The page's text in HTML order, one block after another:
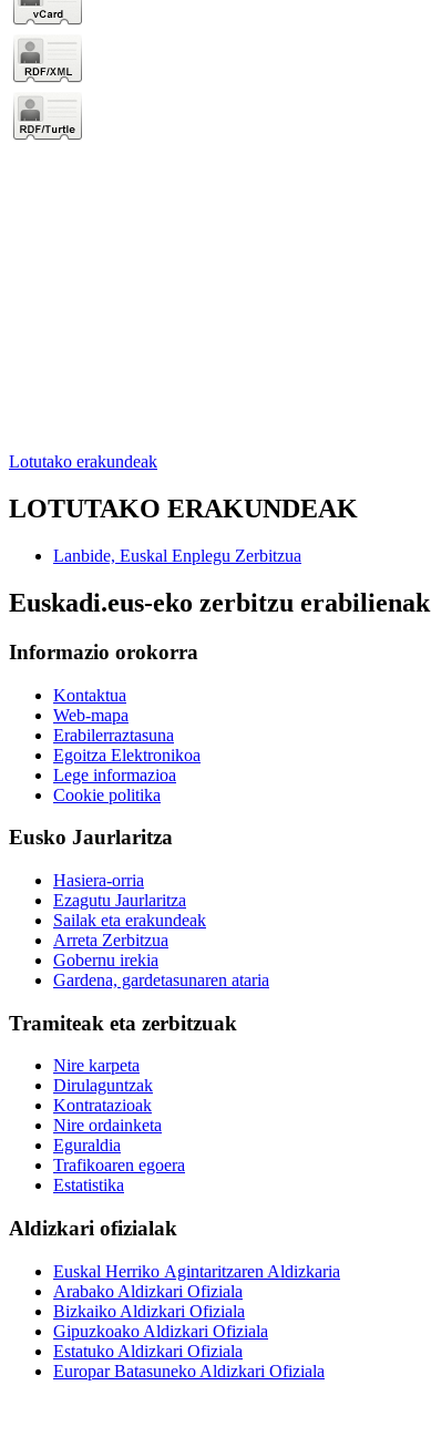
Lotutako erakundeak
LOTUTAKO ERAKUNDEAK
Lanbide, Euskal Enplegu Zerbitzua
Euskadi.eus-eko zerbitzu erabilienak
Informazio orokorra
Kontaktua
Web-mapa
Erabilerraztasuna
Egoitza Elektronikoa
Lege informazioa
Cookie politika
Eusko Jaurlaritza
Hasiera-orria
Ezagutu Jaurlaritza
Sailak eta erakundeak
Arreta Zerbitzua
Gobernu irekia
Gardena, gardetasunaren ataria
Tramiteak eta zerbitzuak
Nire karpeta
Dirulaguntzak
Kontratazioak
Nire ordainketa
Eguraldia
Trafikoaren egoera
Estatistika
Aldizkari ofizialak
Euskal Herriko Agintaritzaren Aldizkaria
Arabako Aldizkari Ofiziala
Bizkaiko Aldizkari Ofiziala
Gipuzkoako Aldizkari Ofiziala
Estatuko Aldizkari Ofiziala
Europar Batasuneko Aldizkari Ofiziala